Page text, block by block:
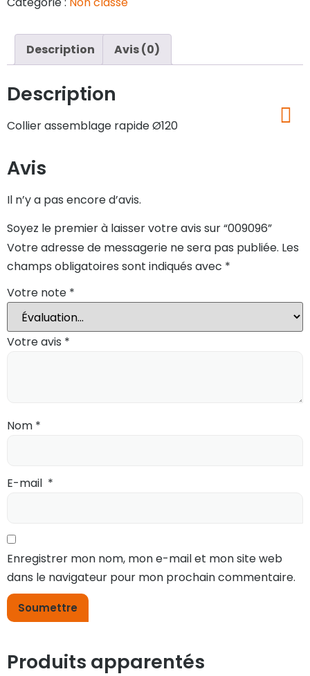
Description Avis (0)
Description
Collier assemblage rapide Ø120
Avis
Il n’y a pas encore d’avis.
Soyez le premier à laisser votre avis sur “009096”
Votre adresse de messagerie ne sera pas publiée. Les
champs obligatoires sont indiqués avec *
Votre note *
Votre avis *
Nom *
E-mail *
Enregistrer mon nom, mon e-mail et mon site web
dans le navigateur pour mon prochain commentaire.
Produits apparentés